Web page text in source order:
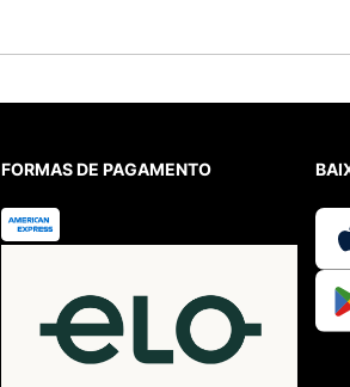
FORMAS DE PAGAMENTO